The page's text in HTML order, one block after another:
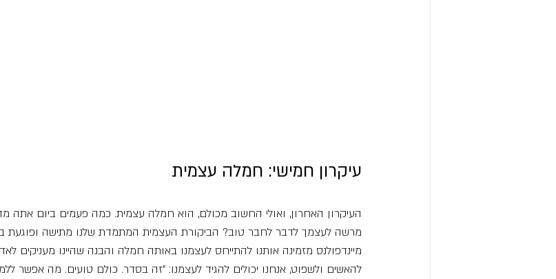
עיקרון חמישי: חמלה עצמית
העיקרון האחרון, ואולי החשוב מכולם, הוא חמלה עצמית. כמה פעמים ביום אתה
מרשה לעצמך לדבר לחבר טוב? הביקורת העצמית המתמדת שלנו מתישה ופוגעת
מיינדפולנס מזמינה אותנו להתייחס לעצמנו באותה חמלה והבנה שהיינו מעניקים
להאשים ולשפוט, אנחנו יכולים להגיד לעצמנו: "זה בסדר. כולם טועים. מה אפשר